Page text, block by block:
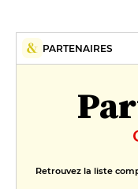
PARTENAIRES
Retrouvez la liste